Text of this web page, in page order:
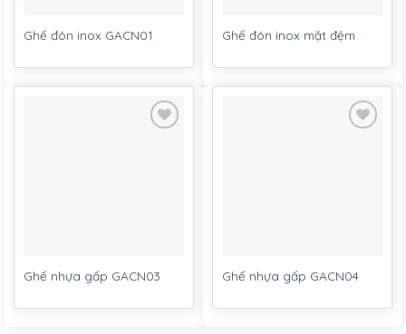
Ghế đôn inox GACN01 Ghế đôn inox mặt đệm
Ghế nhựa gấp GACN03 Ghế nhựa gấp GACN04